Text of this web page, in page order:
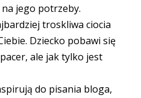
na jego potrzeby.
troskliwa ciocia
Dziecko pobawi się
ale jak tylko jest
do pisania bloga,